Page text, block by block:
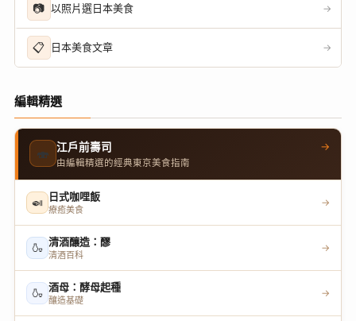
📷 以照片選日本美食 →
📋 日本美食文章 →
編輯精選
🍣 江戶前壽司
由編輯精選的經典東京美食指南
→
🍛 日式咖哩飯
療癒美食
→
🍶 清酒釀造：醪
清酒百科
→
🍶 酒母：酵母起種
釀造基礎
→